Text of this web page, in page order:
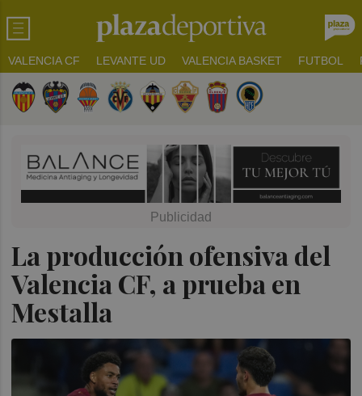
VALENCIA CF LEVANTE UD VALENCIA BASKET FUTBOL
La producción ofensiva del
Valencia CF, a prueba en
Mestalla